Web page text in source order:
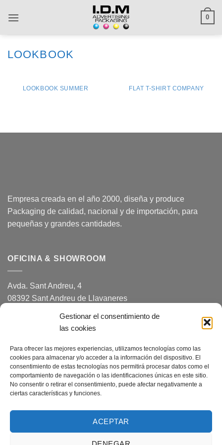
Gestionar el consentimiento de
las cookies
Para ofrecer las mejores experiencias, utilizamos tecnologías como las
cookies para almacenar y/o acceder a la información del dispositivo. El
consentimiento de estas tecnologías nos permitirá procesar datos como el
comportamiento de navegación o las identificaciones únicas en este sitio.
No consentir o retirar el consentimiento, puede afectar negativamente a
ciertas características y funciones.
ACEPTAR
0
LOOKBOOK
LOOKBOOK SUMMER FLAT T-SHIRT COMPANY
Empresa creada en el año 2000, diseña y produce
Packaging de calidad, nacional y de importación, para
pequeñas y grandes cantidades.
OFICINA & SHOWROOM
Avda. Sant Andreu, 4
08392 Sant Andreu de Llavaneres
ALMACÉN
Poligon Industrial Camí del Mig
08349 Cabrera de Mar